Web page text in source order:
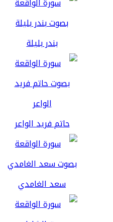
بندر بليلة
حاتم فريد الواعر
سعد الغامدي